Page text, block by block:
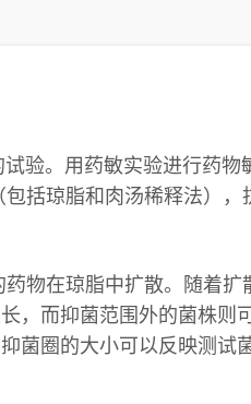
验。用药敏实验进行药
括琼脂和肉汤稀释法）
物在琼脂中扩散。随着
，而抑菌范围外的菌株则
菌圈的大小可以反映测试